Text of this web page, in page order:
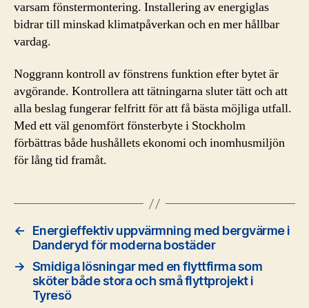
varsam fönstermontering. Installering av energiglas
bidrar till minskad klimatpåverkan och en mer hållbar
vardag.
Noggrann kontroll av fönstrens funktion efter bytet är
avgörande. Kontrollera att tätningarna sluter tätt och att
alla beslag fungerar felfritt för att få bästa möjliga utfall.
Med ett väl genomfört fönsterbyte i Stockholm
förbättras både hushållets ekonomi och inomhusmiljön
för lång tid framåt.
←
Energieffektiv uppvärmning med bergvärme i
Danderyd för moderna bostäder
→ Smidiga lösningar med en flyttfirma som
sköter både stora och små flyttprojekt i
Tyresö